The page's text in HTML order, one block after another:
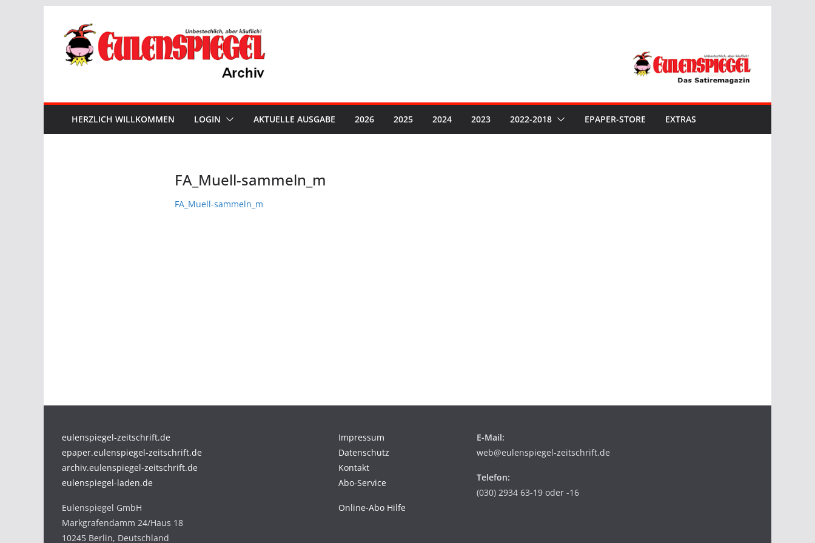
Inhalt
springen
HERZLICH WILLKOMMEN LOGIN AKTUELLE AUSGABE 2026 2025 2024 2023 2022-2018 EPAPER-STORE EXTRAS
FA_Muell-sammeln_m
FA_Muell-sammeln_m
eulenspiegel-zeitschrift.de
epaper.eulenspiegel-zeitschrift.de
archiv.eulenspiegel-zeitschrift.de
eulenspiegel-laden.de
Eulenspiegel GmbH
Markgrafendamm 24/Haus 18
10245 Berlin, Deutschland
Impressum
Datenschutz
Kontakt
Abo-Service
Online-Abo Hilfe
E-Mail:
web@eulenspiegel-zeitschrift.de
Telefon:
(030) 2934 63-19 oder -16